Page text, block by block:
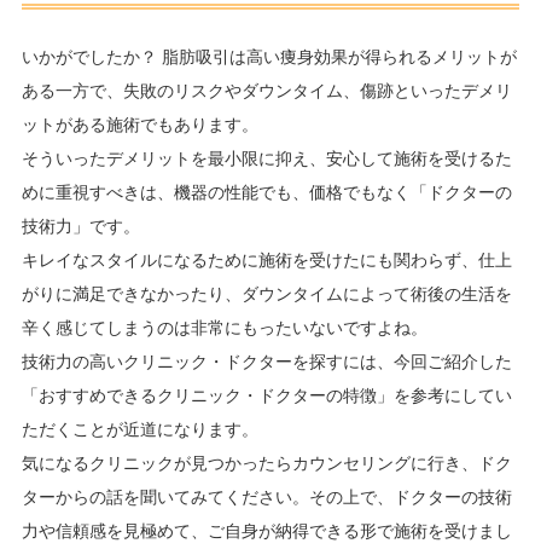
いかがでしたか？ 脂肪吸引は高い痩身効果が得られるメリットが
ある一方で、失敗のリスクやダウンタイム、傷跡といったデメリ
ットがある施術でもあります。
そういったデメリットを最小限に抑え、安心して施術を受けるた
めに重視すべきは、機器の性能でも、価格でもなく「ドクターの
技術力」です。
キレイなスタイルになるために施術を受けたにも関わらず、仕上
がりに満足できなかったり、ダウンタイムによって術後の生活を
辛く感じてしまうのは非常にもったいないですよね。
技術力の高いクリニック・ドクターを探すには、今回ご紹介した
「おすすめできるクリニック・ドクターの特徴」を参考にしてい
ただくことが近道になります。
気になるクリニックが見つかったらカウンセリングに行き、ドク
ターからの話を聞いてみてください。その上で、ドクターの技術
力や信頼感を見極めて、ご自身が納得できる形で施術を受けまし